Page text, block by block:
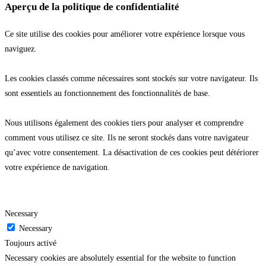
Aperçu de la politique de confidentialité
Ce site utilise des cookies pour améliorer votre expérience lorsque vous
naviguez.
Les cookies classés comme nécessaires sont stockés sur votre navigateur. Ils
sont essentiels au fonctionnement des fonctionnalités de base.
Nous utilisons également des cookies tiers pour analyser et comprendre
comment vous utilisez ce site. Ils ne seront stockés dans votre navigateur
qu’avec votre consentement. La désactivation de ces cookies peut détériorer
votre expérience de navigation.
Necessary
Necessary
Toujours activé
Necessary cookies are absolutely essential for the website to function